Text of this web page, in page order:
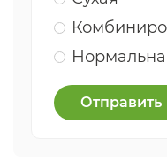
Отправить